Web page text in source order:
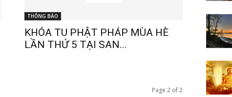
THÔNG BÁO
KHÓA TU PHẬT PHÁP MÙA HÈ
LẦN THỨ 5 TẠI SAN...
Page 2 of 2